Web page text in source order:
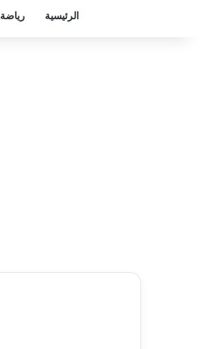
الرئيسية رياضة